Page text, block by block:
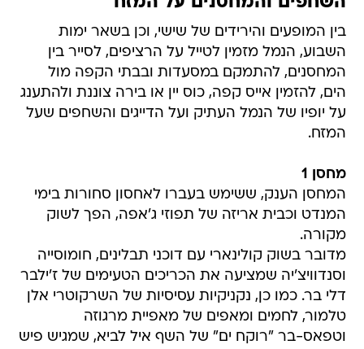
בין המופעים והירידים של שישי, וכן בשאר ימות
השבוע, הנמל מזמין לטייל על הרציפים, לסייר בין
המחסנים, להתמקם במסעדות ובבתי הקפה מול
הים, להזמין אייס קפה, כוס יין או בירה צוננת ולהתענג
על יופיו של הנמל העתיק ועל הדייגים והשחפים שעל
המזח.
מחסן 1
המחסן הענק, ששימש בעברו לאחסון סחורות בימי
המנדט וכבית אריזה של תפוזי ג'אפה, הפך לשוק
מקורה.
מדובר בשוק קולינארי עם דוכני תבלינים, חומוסייה
וסנדוויצ'יה שמציעה את הכריכים הטעימים של ז'ילבר
דלי בר. כמו כן, נקניקיות עסיסיות של השרקוטרי אלן
טלמור, לחמים ומאפים של מאפיית מרגוזה
וטפאס-בר "רוקח ים" של השף איל לביא, שמגיש פיש